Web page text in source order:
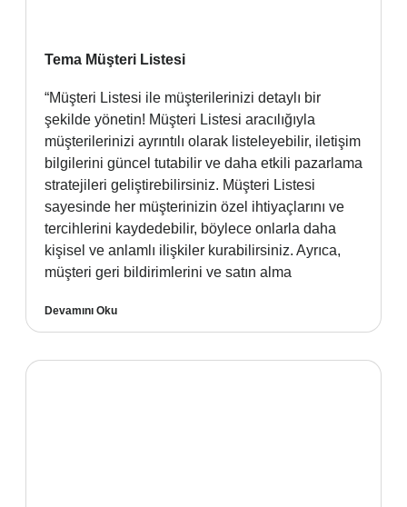
Tema Müşteri Listesi
“Müşteri Listesi ile müşterilerinizi detaylı bir
şekilde yönetin! Müşteri Listesi aracılığıyla
müşterilerinizi ayrıntılı olarak listeleyebilir, iletişim
bilgilerini güncel tutabilir ve daha etkili pazarlama
stratejileri geliştirebilirsiniz. Müşteri Listesi
sayesinde her müşterinizin özel ihtiyaçlarını ve
tercihlerini kaydedebilir, böylece onlarla daha
kişisel ve anlamlı ilişkiler kurabilirsiniz. Ayrıca,
müşteri geri bildirimlerini ve satın alma
Devamını Oku